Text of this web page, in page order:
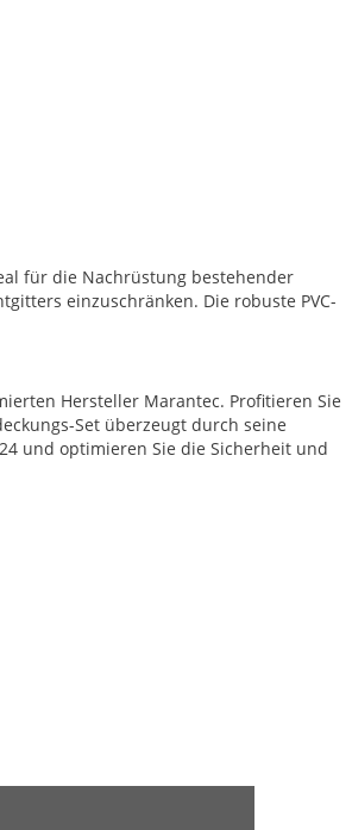
für die Nachrüstung bestehender
einzuschränken. Die robuste PVC-
Hersteller Marantec. Profitieren Sie
Set überzeugt durch seine
und optimieren Sie die Sicherheit und